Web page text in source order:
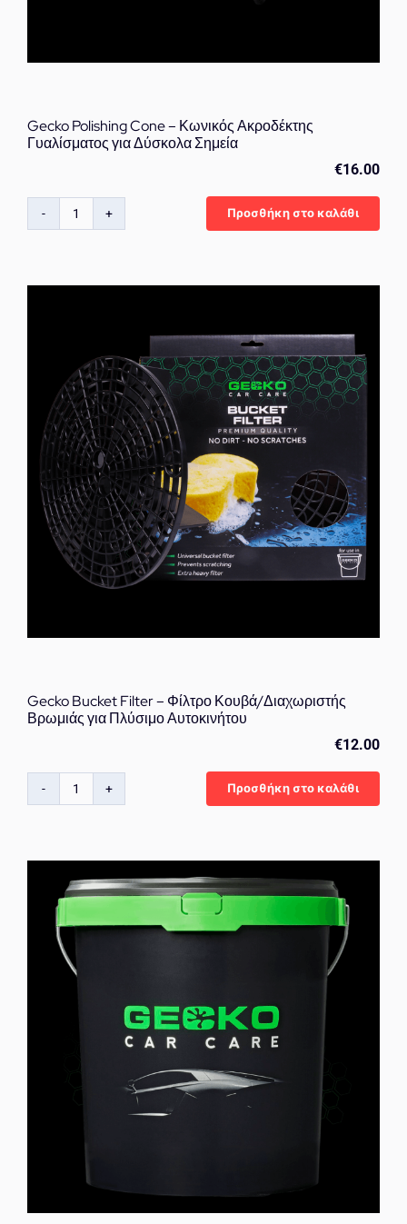
Gecko Polishing Cone – Κωνικός Ακροδέκτης
Γυαλίσματος για Δύσκολα Σημεία
€16.00
Gecko
–
για
Δύσκολα
Σημεία
ποσότητα
Προσθήκη στο καλάθι
Gecko Bucket Filter – Φίλτρο Κουβά/Διαχωριστής
Βρωμιάς για Πλύσιμο Αυτοκινήτου
€12.00
Gecko
–
Φίλτρο
Κουβά/
Διαχωριστής
Αυτοκινήτου
ποσότητα
Προσθήκη στο καλάθι